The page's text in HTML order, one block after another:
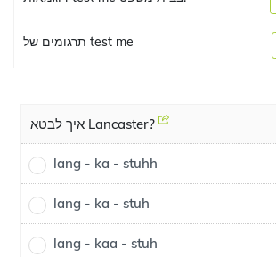
תרגומים של test me
איך לבטא Lancaster?
lang - ka - stuhh
lang - ka - stuh
lang - kaa - stuh